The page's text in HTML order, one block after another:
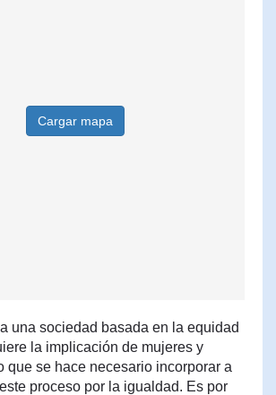
Cargar mapa
una sociedad basada en la equidad
la implicación de mujeres y
que se hace necesario incorporar a
proceso por la igualdad. Es por